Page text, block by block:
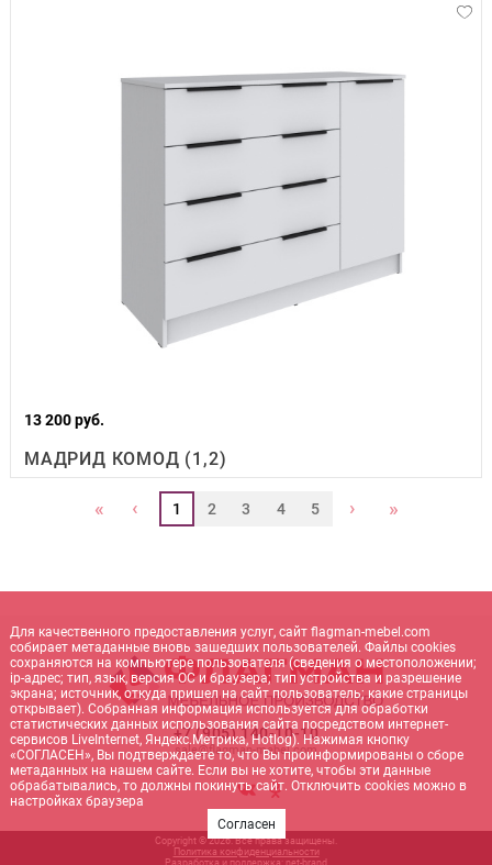
13 200 руб.
МАДРИД КОМОД (1,2)
« ‹ 1 2 3 4 5 › »
+7 (905) 140-10-10
sale@flagman-mebel.com
Copyright © 2026. Все права защищены.
Политика конфиденциальности
Разработка и поддержка: net- brand
Для качественного предоставления услуг, сайт flagman-mebel.com
собирает метаданные вновь зашедших пользователей. Файлы cookies
сохраняются на компьютере пользователя (сведения о местоположении;
ip-адрес; тип, язык, версия ОС и браузера; тип устройства и разрешение
экрана; источник, откуда пришел на сайт пользователь; какие страницы
открывает). Собранная информация используется для обработки
статистических данных использования сайта посредством интернет-
сервисов LiveInternet, Яндекс.Метрика, Hotlog). Нажимая кнопку
«СОГЛАСЕН», Вы подтверждаете то, что Вы проинформированы о сборе
метаданных на нашем сайте. Если вы не хотите, чтобы эти данные
обрабатывались, то должны покинуть сайт. Отключить cookies можно в
настройках браузера
Согласен